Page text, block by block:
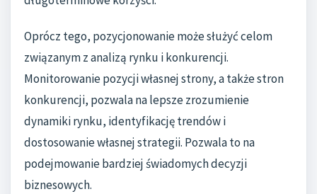
Oprócz tego, pozycjonowanie może służyć celom
związanym z analizą rynku i konkurencji.
Monitorowanie pozycji własnej strony, a także stron
konkurencji, pozwala na lepsze zrozumienie
dynamiki rynku, identyfikację trendów i
dostosowanie własnej strategii. Pozwala to na
podejmowanie bardziej świadomych decyzji
biznesowych.